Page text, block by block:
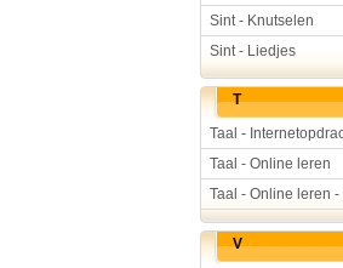
Sint - Knutselen
Sint - Liedjes
T
Taal -
Taal - Online leren
Taal - Online leren -
V